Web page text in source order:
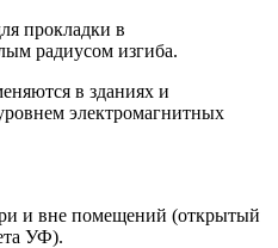
прокладки в
радиусом изгиба.
в зданиях и
электромагнитных
и вне помещений (открытый
УФ).